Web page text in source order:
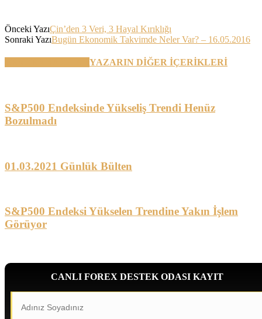
Önceki YazıÇin’den 3 Veri, 3 Hayal Kırıklığı
Sonraki YazıBugün Ekonomik Takvimde Neler Var? – 16.05.2016
YAZARIN DİĞER İÇERİKLERİ
S&P500 Endeksinde Yükseliş Trendi Henüz
Bozulmadı
01.03.2021 Günlük Bülten
S&P500 Endeksi Yükselen Trendine Yakın İşlem
Görüyor
CANLI FOREX DESTEK ODASI KAYIT